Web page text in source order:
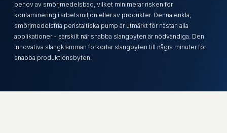
behov av smörjmedelsbad, vilket minimerar risken för
kontaminering i arbetsmiljön eller av produkter. Denna enkla,
smörjmedelsfria peristaltiska pump är utmärkt för nästan alla
applikationer - särskilt när snabba slangbyten är nödvändiga. Den
innovativa slangklämman förkortar slangbyten till några minuter för
snabba produktionsbyten.